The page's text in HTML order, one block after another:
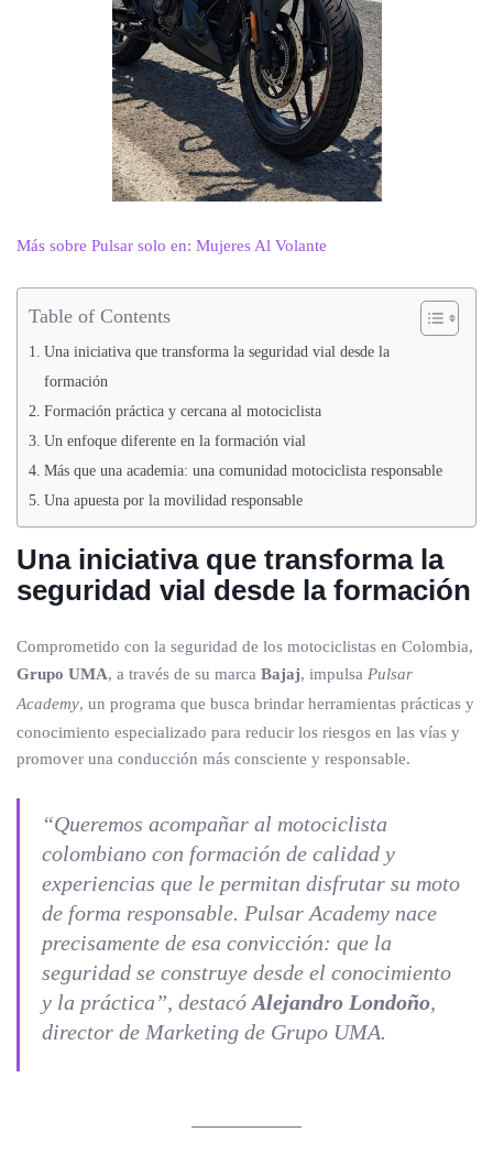
Más sobre Pulsar solo en: Mujeres Al Volante
Table of Contents
Una iniciativa que transforma la seguridad vial desde la
formación
Formación práctica y cercana al motociclista
Un enfoque diferente en la formación vial
Más que una academia: una comunidad motociclista responsable
Una apuesta por la movilidad responsable
Una iniciativa que transforma la
seguridad vial desde la formación
Comprometido con la seguridad de los motociclistas en Colombia,
Grupo UMA, a través de su marca Bajaj, impulsa Pulsar
Academy, un programa que busca brindar herramientas prácticas y
conocimiento especializado para reducir los riesgos en las vías y
promover una conducción más consciente y responsable.
“Queremos acompañar al motociclista
colombiano con formación de calidad y
experiencias que le permitan disfrutar su moto
de forma responsable. Pulsar Academy nace
precisamente de esa convicción: que la
seguridad se construye desde el conocimiento
y la práctica”, destacó Alejandro Londoño,
director de Marketing de Grupo UMA.